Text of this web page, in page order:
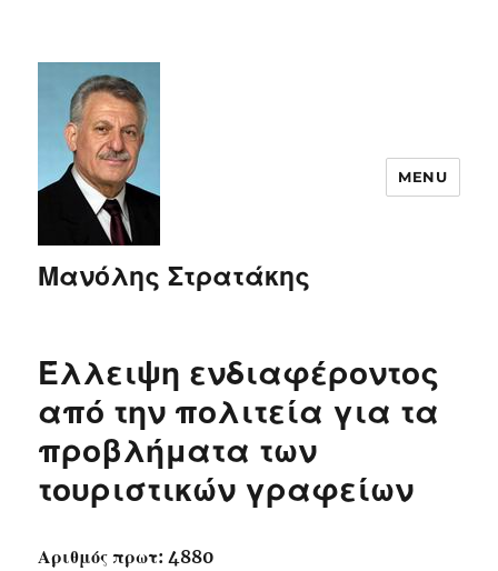
Μανόλης Στρατάκης
MENU
Έλλειψη ενδιαφέροντος
από την πολιτεία για τα
προβλήματα των
τουριστικών γραφείων
Αριθμός πρωτ: 4880